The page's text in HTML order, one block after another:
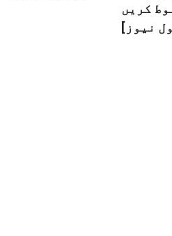
کریں
نیوز]